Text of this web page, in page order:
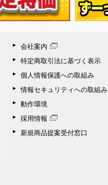
会社案内
特定商取引法に基づく表示
個人情報保護への取組み
情報セキュリティへの取組み
動作環境
採用情報
新規商品提案受付窓口